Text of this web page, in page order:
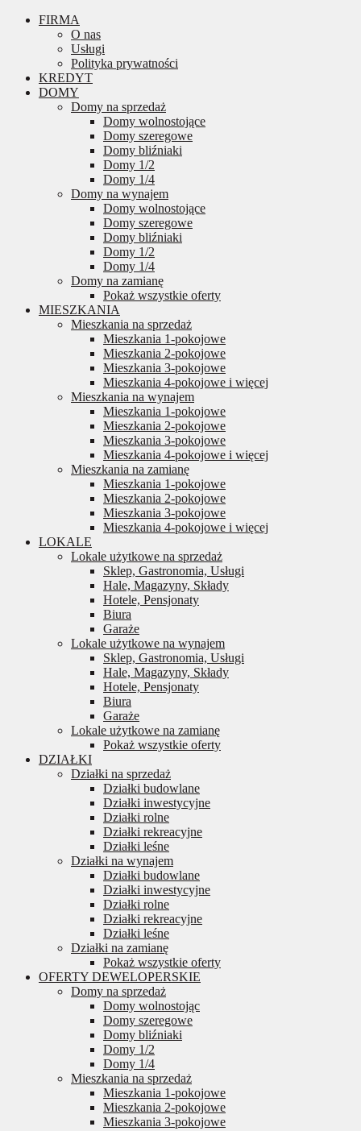
FIRMA
O nas
Usługi
Polityka prywatności
KREDYT
DOMY
Domy na sprzedaż
Domy wolnostojące
Domy szeregowe
Domy bliźniaki
Domy 1/2
Domy 1/4
Domy na wynajem
Domy wolnostojące
Domy szeregowe
Domy bliźniaki
Domy 1/2
Domy 1/4
Domy na zamianę
Pokaż wszystkie oferty
MIESZKANIA
Mieszkania na sprzedaż
Mieszkania 1-pokojowe
Mieszkania 2-pokojowe
Mieszkania 3-pokojowe
Mieszkania 4-pokojowe i więcej
Mieszkania na wynajem
Mieszkania 1-pokojowe
Mieszkania 2-pokojowe
Mieszkania 3-pokojowe
Mieszkania 4-pokojowe i więcej
Mieszkania na zamianę
Mieszkania 1-pokojowe
Mieszkania 2-pokojowe
Mieszkania 3-pokojowe
Mieszkania 4-pokojowe i więcej
LOKALE
Lokale użytkowe na sprzedaż
Sklep, Gastronomia, Usługi
Hale, Magazyny, Składy
Hotele, Pensjonaty
Biura
Garaże
Lokale użytkowe na wynajem
Sklep, Gastronomia, Usługi
Hale, Magazyny, Składy
Hotele, Pensjonaty
Biura
Garaże
Lokale użytkowe na zamianę
Pokaż wszystkie oferty
DZIAŁKI
Działki na sprzedaż
Działki budowlane
Działki inwestycyjne
Działki rolne
Działki rekreacyjne
Działki leśne
Działki na wynajem
Działki budowlane
Działki inwestycyjne
Działki rolne
Działki rekreacyjne
Działki leśne
Działki na zamianę
Pokaż wszystkie oferty
OFERTY DEWELOPERSKIE
Domy na sprzedaż
Domy wolnostojąc
Domy szeregowe
Domy bliźniaki
Domy 1/2
Domy 1/4
Mieszkania na sprzedaż
Mieszkania 1-pokojowe
Mieszkania 2-pokojowe
Mieszkania 3-pokojowe